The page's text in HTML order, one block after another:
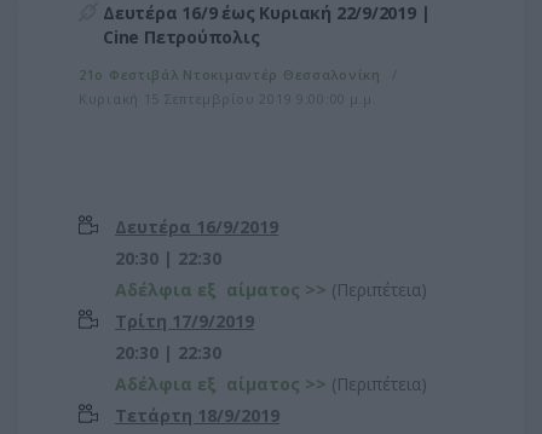
Δευτέρα 16/9 έως Κυριακή 22/9/2019 |
Cine Πετρούπολις
21ο Φεστιβάλ Ντοκιμαντέρ Θεσσαλονίκη
Κυριακή 15 Σεπτεμβρίου 2019 9:00:00 μ.μ.
Δευτέρα 16/9/2019
20:30 | 22:30
Αδέλφια εξ αίματος >> (Περιπέτεια)
Τρίτη 17/9/2019
20:30 | 22:30
Αδέλφια εξ αίματος >> (Περιπέτεια)
Τετάρτη 18/9/2019